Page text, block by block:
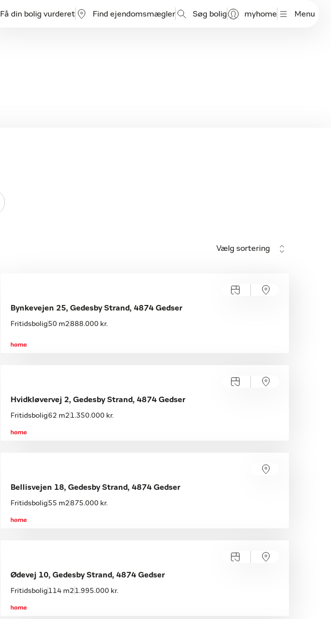
Få din bolig vurderet Find ejendomsmægler Søg bolig myhome Menu
Vælg sortering
Bynkevejen 25, Gedesby Strand, 4874 Gedser
Fritidsbolig 50 m2888.000 kr.
Hvidkløvervej 2, Gedesby Strand, 4874 Gedser
Fritidsbolig 62 m2 1.350.000 kr.
Bellisvejen 18, Gedesby Strand, 4874 Gedser
Fritidsbolig 55 m2875.000 kr.
Ødevej 10, Gedesby Strand, 4874 Gedser
Fritidsbolig 114 m2 1.995.000 kr.